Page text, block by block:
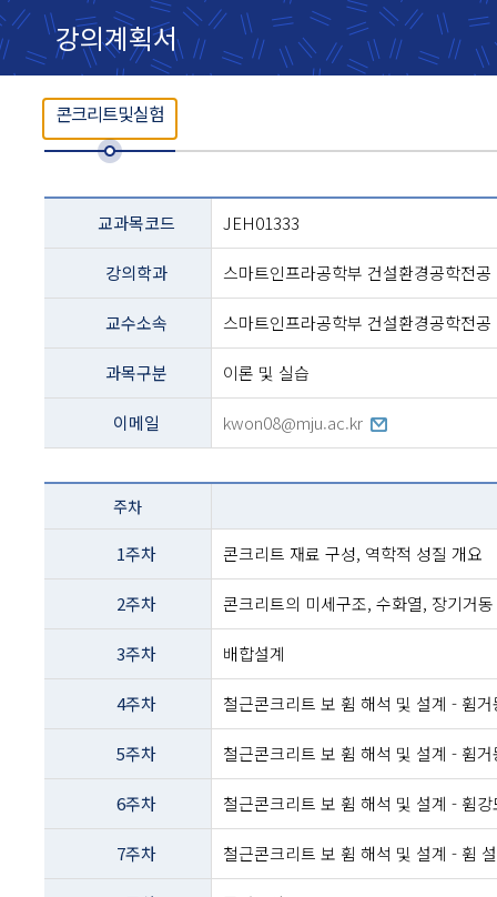
강의계획서
콘크리트및실험
-
교과명,
전화번호등의
교과목코드 JEH01333
강의학과 스마트인프라공학부 건설환경공학전공
교수소속 스마트인프라공학부 건설환경공학전공
과목구분 이론 및 실습
이메일 kwon08@mju.ac.kr
및
주차
1주차 콘크리트 재료 구성, 역학적 성질 개요
2주차 콘크리트의 미세구조, 수화열, 장기거
3주차 배합설계
4주차 철근콘크리트 보 휨 해석 및 설계 - 휨
5주차 철근콘크리트 보 휨 해석 및 설계 - 휨
6주차 철근콘크리트 보 휨 해석 및 설계 - 휨
7주차 철근콘크리트 보 휨 해석 및 설계 - 휨